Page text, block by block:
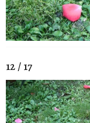
12 / 17